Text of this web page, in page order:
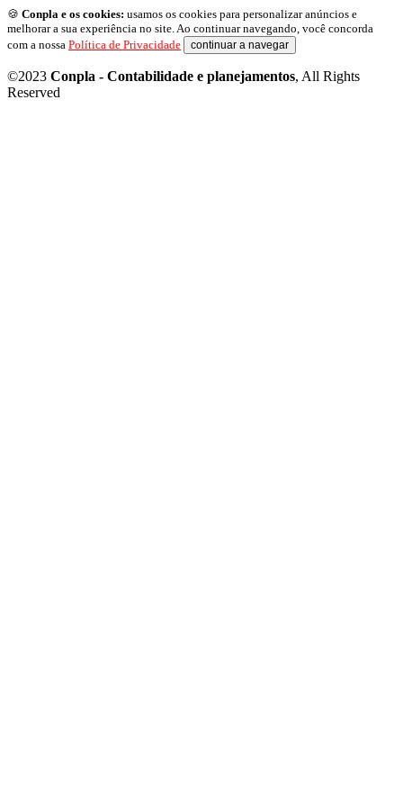
🍪 Conpla e os cookies: usamos os cookies para personalizar anúncios e
melhorar a sua experiência no site. Ao continuar navegando, você concorda
com a nossa Política de Privacidade continuar a navegar
©2023 Conpla - Contabilidade e planejamentos, All Rights
Reserved